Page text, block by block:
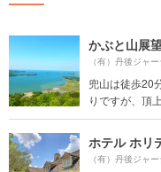
かぶと山展
（有）丹後ジャ
兜山は徒歩20
りですが、頂
ホテル ホリ
（有）丹後ジャ